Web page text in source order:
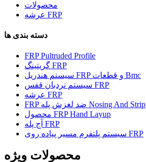
محصولات
عرشه FRP
دسته بندی ها
FRP Pultruded Profile
گریتینگ FRP
سیستم هندریل FRP و قطعات Bmc
سیستم نردبان قفس FRP
عرشه FRP
FRP ضد لغزش پله Nosing And Strip
محصول FRP Hand Layup
آج پله FRP
سیستم پلتفرم مسیر پیاده روی FRP
محصولات ویژه